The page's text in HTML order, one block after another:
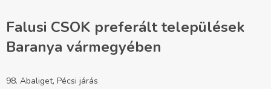
Falusi CSOK preferált települések
Baranya vármegyében
98. Abaliget, Pécsi járás